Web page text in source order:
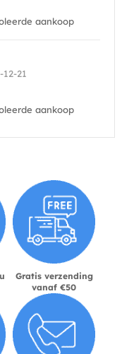
aankoop
21
aankoop
Gratis verzending
vanaf €50